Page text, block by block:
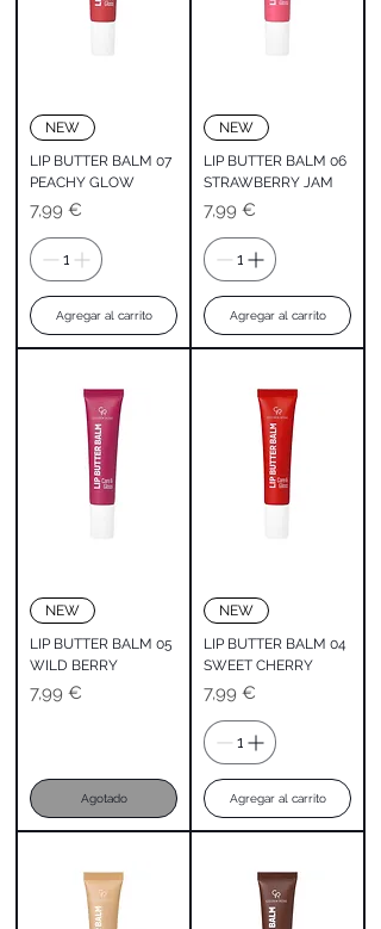
NEW
LIP BUTTER BALM 07
PEACHY GLOW
Precio
7,99 €
Agregar al carrito
NEW
LIP BUTTER BALM 06
STRAWBERRY JAM
Precio
7,99 €
Agregar al carrito
NEW
LIP BUTTER BALM 05
WILD BERRY
Precio
7,99 €
Agotado
NEW
LIP BUTTER BALM 04
SWEET CHERRY
Precio
7,99 €
Agregar al carrito